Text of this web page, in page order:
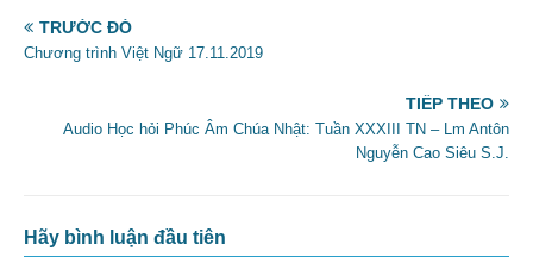
b
o
k
TRƯỚC ĐÓ
Chương trình Việt Ngữ 17.11.2019
TIẾP THEO
Audio Học hỏi Phúc Âm Chúa Nhật: Tuần XXXIII TN – Lm Antôn
Nguyễn Cao Siêu S.J.
Hãy bình luận đầu tiên